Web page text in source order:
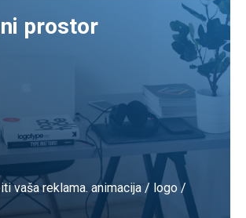
prostor
vaša reklama. animacija / logo /